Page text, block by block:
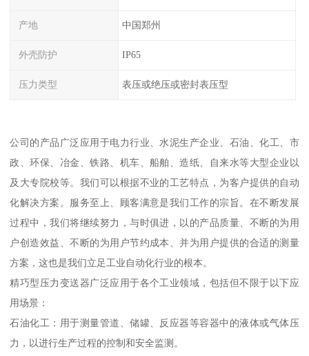
产地 中国郑州
外壳防护 IP65
压力类型 表压或绝压或密封表压型
公司的产品广泛应用于电力行业、水泥生产企业、石油、化工、市
政、环保、冶金、铁路、机车、船舶、造纸、自来水等大型企业以
及大专院校等。我们可以根据不业的工艺特点，为客户提供的自动
化解决方案。服务至上、顾客满意是我们工作的宗旨。在不断发展
过程中，我们将继续努力，与时俱进，以的产品质量、不断的为用
户创造效益、不断的为用户节约成本、并为用户提供的合适的测量
方案，这也是我们立足工业自动化行业的根本。
精巧型压力变送器广泛应用于各个工业领域，包括但不限于以下应
用场景：
石油化工：用于测量管道、储罐、反应器等容器中的液体或气体压
力，以进行生产过程的控制和安全监测。